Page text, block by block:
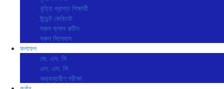
বৃত্তি প্রাপ্ত শিক্ষার্থী
ষ্টুডেন্ট কেবিনেট
সকল ক্লাস রুটিন
সকল সিলেবাস
ফলাফল
জে. এস. সি
এস. এস. সি
অভ্যন্তরীণ পরীক্ষা